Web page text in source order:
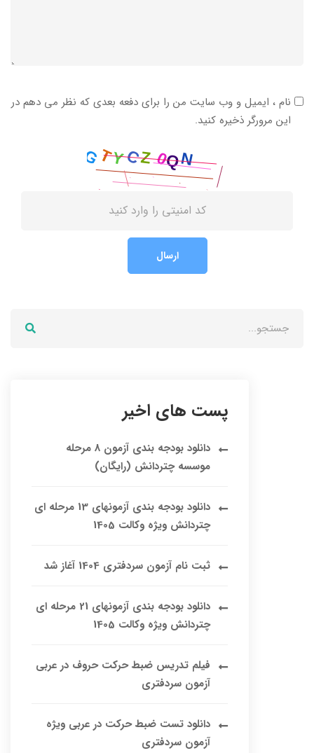
نام ، ایمیل و وب سایت من را برای دفعه بعدی که نظر می دهم در
این مرورگر ذخیره کنید.
ارسال
پست های اخیر
دانلود بودجه بندی آزمون 8 مرحله
موسسه چتردانش (رایگان)
دانلود بودجه بندی آزمونهای 13 مرحله ای
چتردانش ویژه وکالت 1405
ثبت نام آزمون سردفتری 1404 آغاز شد
دانلود بودجه بندی آزمونهای 21 مرحله ای
چتردانش ویژه وکالت 1405
فیلم تدریس ضبط حرکت حروف در عربی
آزمون سردفتری
دانلود تست ضبط حرکت در عربی ویژه
آزمون سردفتری